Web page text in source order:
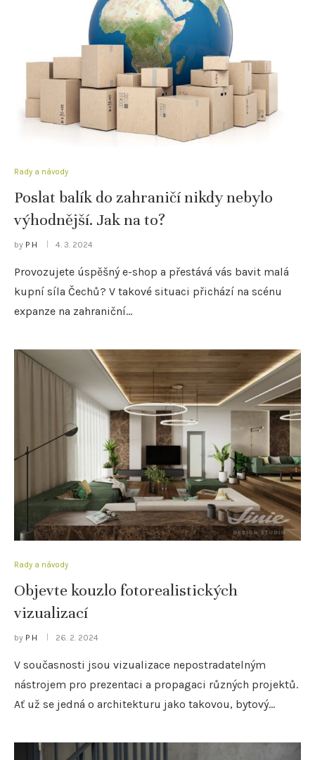
Rady a návody
Poslat balík do zahraničí nikdy nebylo
výhodnější. Jak na to?
by P H 4. 3. 2024
Provozujete úspěšný e-shop a přestává vás bavit malá
kupní síla Čechů? V takové situaci přichází na scénu
expanze na zahraniční…
Rady a návody
Objevte kouzlo fotorealistických
vizualizací
by P H 26. 2. 2024
V současnosti jsou vizualizace nepostradatelným
nástrojem pro prezentaci a propagaci různých projektů.
Ať už se jedná o architekturu jako takovou, bytový…